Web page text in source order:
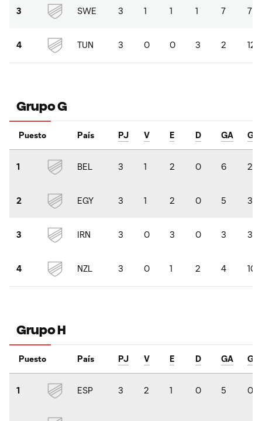
3 SWE 3 1 1 1 7 7
4 TUN 3 0 0 3 2 12
Grupo G
Puesto País PJ V E D GA GC
1 BEL 3 1 2 0 6 2
2 EGY 3 1 2 0 5 3
3 IRN 3 0 3 0 3 3
4 NZL 3 0 1 2 4 10
Grupo H
Puesto País PJ V E D GA GC
1 ESP 3 2 1 0 5 0